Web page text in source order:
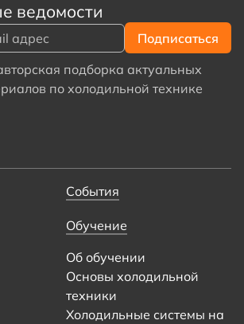
ведомости
подборка актуальных
по холодильной технике
События
Обучение
Об обучении
Основы холодильной
техники
Холодильные системы на